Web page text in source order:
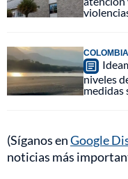
COLOMBIA
niveles
medidas
(Síganos enGoogle
noticias más